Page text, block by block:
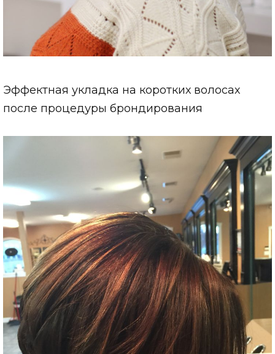
Эффектная укладка на коротких волосах
после процедуры брондирования